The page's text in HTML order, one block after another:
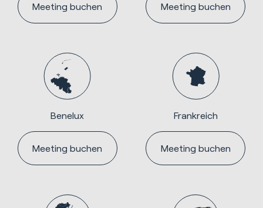
Meeting buchen
Meeting buchen
Benelux
Meeting buchen
Frankreich
Meeting buchen